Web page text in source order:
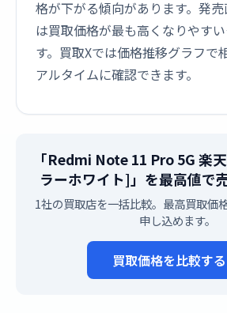
格が下がる傾向があります。発
は買取価格が最も高くなりやす
す。買取Xでは価格推移グラフで
アルタイムに確認できます。
「Redmi Note 11 Pro 5G 楽
ラーホワイト]」を最高値で
1社の買取店を一括比較。最高買取価
申し込めます。
買取価格を比較す